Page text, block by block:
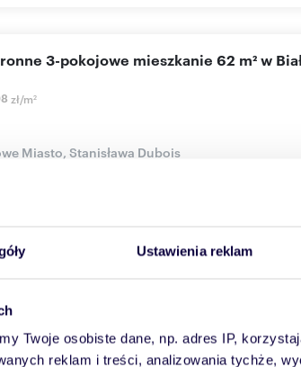
Ustawienia reklam
Twoje osobiste dane, np. adres IP,
reklam i treści, analizowania tychże,
zł/m2
3-pokojowe mieszkanie 62 m² w
Miasto, Stanisława Dubois
61,85 m² - OSIEDLE NOWE MIASTO Na
z tarasami i parkingiem w centrum